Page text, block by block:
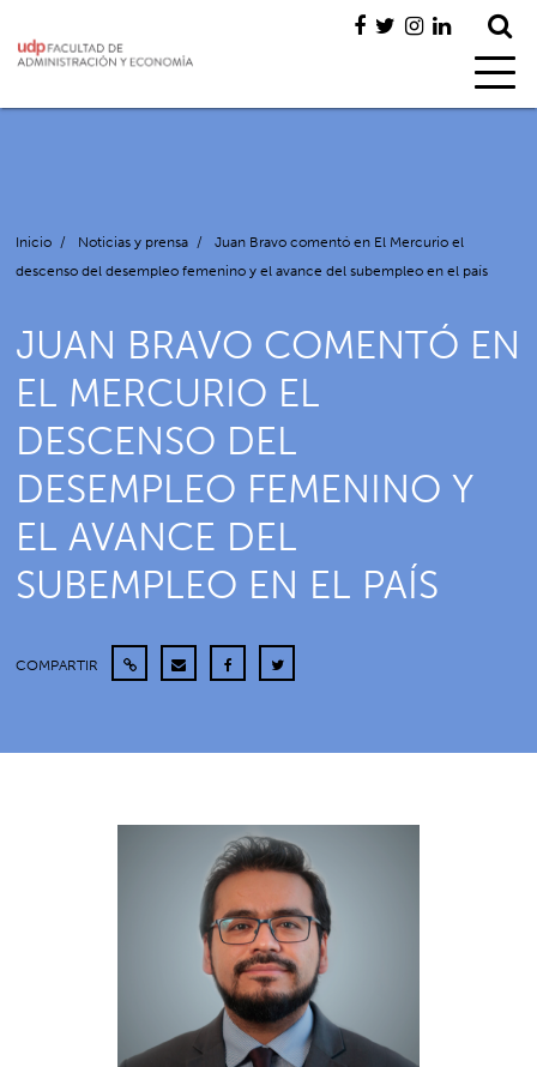
Inicio / Noticias y prensa /
Juan Bravo comentó en El Mercurio el
descenso del desempleo femenino y el avance del subempleo en el país
JUAN BRAVO COMENTÓ EN
EL MERCURIO EL
DESCENSO DEL
DESEMPLEO FEMENINO Y
EL AVANCE DEL
SUBEMPLEO EN EL PAÍS
COMPARTIR